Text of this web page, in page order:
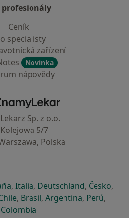
profesionály
Ceník
specialisty
zařízení
Novinka
nápovědy
ZnamyLekar - Hlavní stránka
Sp. z o.o.
5/7
Polska
záložce
v nové záložce
se otevře v nové záložce
, Italiase otevře v nové záložce
, Deutschlandse otevře v
, Českose
,
nové záložce
otevře v nové záložce
se otevře v nové záložce
, Brasilse otevře v nové
, Argentinase otevře v
, Perúse
,
Colombia